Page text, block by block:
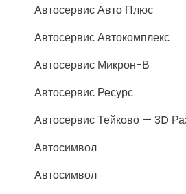
Автосервис Авто Плюс
Автосервис Автокомплекс
Автосервис Микрон-В
Автосервис Ресурс
Автосервис Тейково — 3D
Автосимвол
Автосимвол